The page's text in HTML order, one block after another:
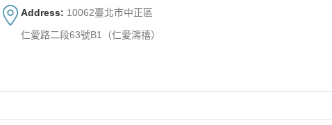
Address: 10062臺北市中正區
仁愛路二段63號B1（仁愛鴻禧）